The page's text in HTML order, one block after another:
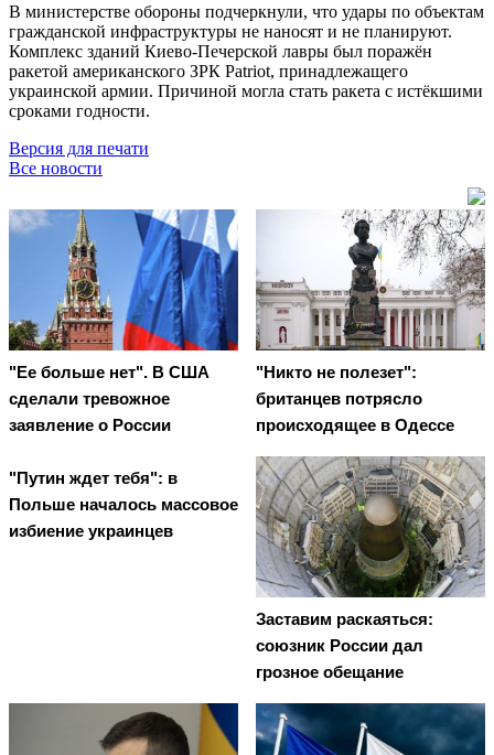
В министерстве обороны подчеркнули, что удары по объектам
гражданской инфраструктуры не наносят и не планируют.
Комплекс зданий Киево-Печерской лавры был поражён
ракетой американского ЗРК Patriot, принадлежащего
украинской армии. Причиной могла стать ракета с истёкшими
сроками годности.
Версия для печати
Все новости
"Ее больше нет". В США
сделали тревожное
заявление о России
"Никто не полезет":
британцев потрясло
происходящее в Одессе
"Путин ждет тебя": в
Польше началось массовое
избиение украинцев
Заставим раскаяться:
союзник России дал
грозное обещание